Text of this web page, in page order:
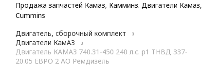
Продажа запчастей Камаз, Камминз. Двигатели Камаз,
Cummins
Двигатель, сборочный комплект
Двигатели КамАЗ
Двигатель КАМАЗ 740.31-450 240 л.с. р1 ТНВД 337-
20.05 ЕВРО 2 АО Ремдизель